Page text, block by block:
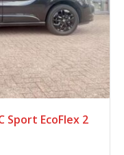
Sport EcoFlex 2